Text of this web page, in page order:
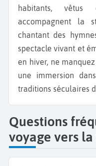
habitants, vêtus
accompagnent la
chantant des
spectacle vivant et
en hiver, ne
une immersion
traditions séculaires
Questions
voyage vers la